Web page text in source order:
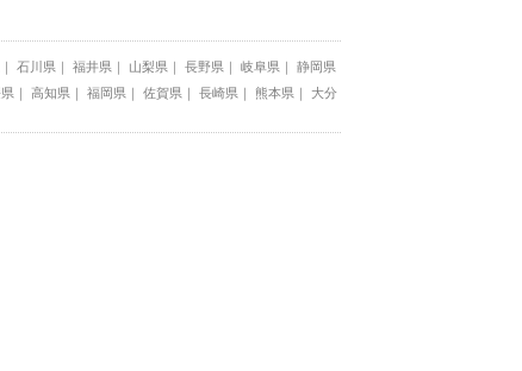
石川県 福井県 山梨県 長野県 岐阜県
静岡県
高知県 福岡県 佐賀県 長崎県 熊本県
大分